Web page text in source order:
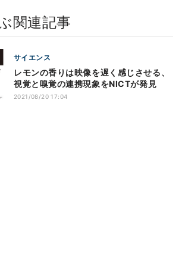
関連記事
サイエンス
レモンの香りは映像を遅く感じさせる、
視覚と嗅覚の連携現象をNICTが発見
2021/08/20 17:04